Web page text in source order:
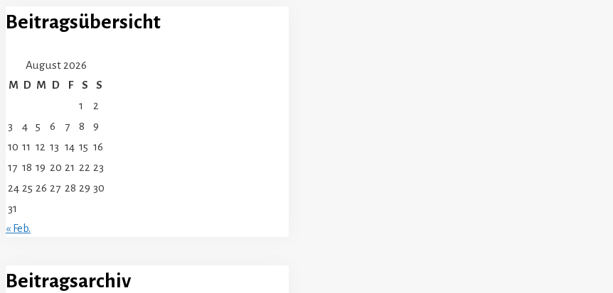
Beitragsübersicht
August 2026
M D M D F S
S
1
2
3
4 5 6 7 8
9
10 11 12 13 14 15 16
17 18 19 20 21 22 23
24 25 26 27 28 29 30
31
« Feb.
Beitragsarchiv